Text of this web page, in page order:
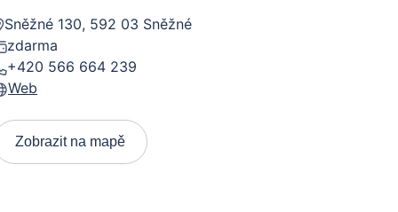
Sněžné 130, 592 03 Sněžné
zdarma
+420 566 664 239
Web
Zobrazit na mapě